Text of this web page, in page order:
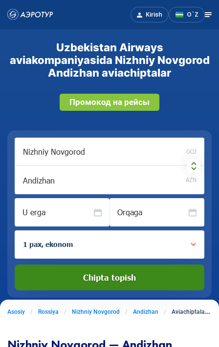
Kirish O`Z
Uzbekistan Airways
aviakompaniyasida Nizhniy Novgorod
Andizhan aviachiptalar
Промокод на рейсы
GOJ
AZN
U erga Orqaga
1 pax, ekonom
Chipta topish
Asosiy Rossiya Nizhniy Novgorod Andizhan Aviachiptalar Nizhniy Novgoroddan Andizhanga